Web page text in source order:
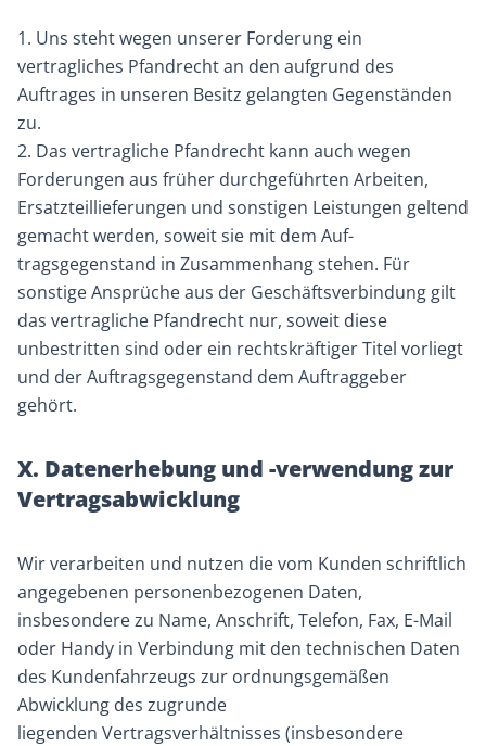
1. Uns steht wegen unserer Forderung ein
vertragliches Pfandrecht an den aufgrund des
Auftrages in unseren Besitz gelangten Gegenständen
zu.
2. Das vertragliche Pfandrecht kann auch wegen
Forderungen aus früher durchgeführten Arbeiten,
Ersatzteillieferungen und sonstigen Leistungen geltend
gemacht werden, soweit sie mit dem Auf-
tragsgegenstand in Zusammenhang stehen. Für
sonstige Ansprüche aus der Geschäftsverbindung gilt
das vertragliche Pfandrecht nur, soweit diese
unbestritten sind oder ein rechtskräftiger Titel vorliegt
und der Auftragsgegenstand dem Auftraggeber
gehört.
X. Datenerhebung und -verwendung zur
Vertragsabwicklung
Wir verarbeiten und nutzen die vom Kunden schriftlich
angegebenen personenbezogenen Daten,
insbesondere zu Name, Anschrift, Telefon, Fax, E-Mail
oder Handy in Verbindung mit den technischen Daten
des Kundenfahrzeugs zur ordnungsgemäßen
Abwicklung des zugrunde
liegenden Vertragsverhältnisses (insbesondere